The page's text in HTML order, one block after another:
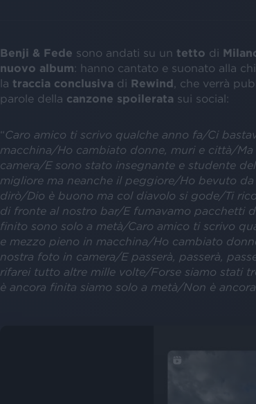
Benji & Fede sono andati su un tetto di
nuovo album: hanno cantato e suonato alla
la traccia conclusiva di Rewind , che verrà
parole della canzone spoilerata sui social:
“Caro amico ti scrivo qualche anno fa/Ci
macchina/Ho cambiato donne, muri e città/
camera/E sono stato insegnante e studente
migliore ma neanche il peggiore/Ho bevuto
dirò/Dio è buono ma col diavolo si gode/Ti
di fronte al nostro bar/E fumavamo pacchetti
finito sono solo a metà/Caro amico ti scrivo
e mezzo pieno in macchina/Ho cambiato
nostra foto in camera/E passerà, passerà,
rifarei tutto altre mille volte/Forse siamo stati
è ancora finita siamo solo a metà/Non è